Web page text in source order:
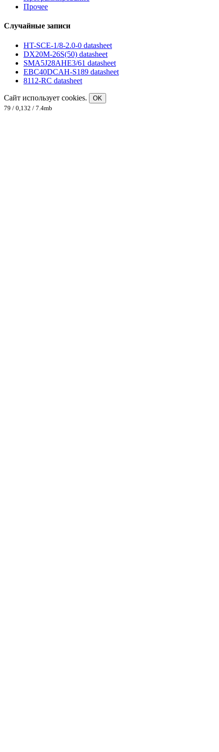
Прочее
Случайные записи
HT-SCE-1/8-2.0-0 datasheet
DX20M-26S(50) datasheet
SMA5J28AHE3/61 datasheet
EBC40DCAH-S189 datasheet
8112-RC datasheet
Сайт использует cookies.
OK
79 / 0,132 / 7.4mb